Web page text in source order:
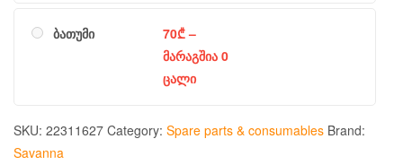
ბათუმი 70₾–
მარაგშია 0
ცალი
SKU: 22311627 Category: Spare parts & consumables Brand:
Savanna